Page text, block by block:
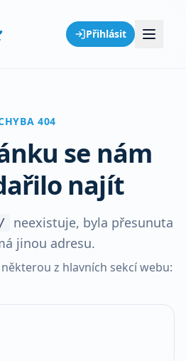
Přihlásit
404
se nám
najít
neexistuje, byla přesunuta
jinou adresu.
z hlavních sekcí webu: